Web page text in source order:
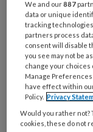
Bij
welke
organisatie
werk
je?
Untitled
Ontvang
Ontvang
We and our887
data or unique
tracking
partners process
consent will disable
you see may not be
change your
Manage Preferences
have effect within
Policy. Privacy
Would you rather not?
cookies, these do not